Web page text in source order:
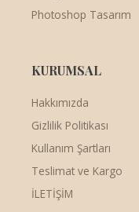
Photoshop Tasarım
KURUMSAL
Hakkımızda
Gizlilik Politikası
Kullanım Şartları
Teslimat ve Kargo
İLETİŞİM